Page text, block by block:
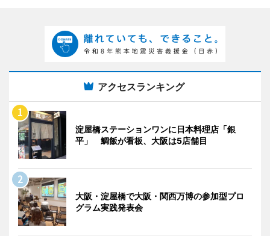
アクセスランキング
淀屋橋ステーションワンに日本料理店「銀
平」 鯛飯が看板、大阪は5店舗目
大阪・淀屋橋で大阪・関西万博の参加型プロ
グラム実践発表会